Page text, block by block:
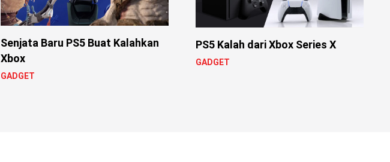
Senjata Baru PS5 Buat Kalahkan
Xbox
GADGET
PS5 Kalah dari Xbox Series X
GADGET